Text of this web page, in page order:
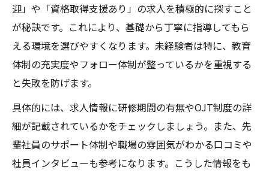
迎」や「資格取得支援あり」の求人を積極的に探すこと
が秘訣です。これにより、基礎から丁寧に指導してもら
える環境を選びやすくなります。未経験者は特に、教育
体制の充実度やフォロー体制が整っているかを重視する
と失敗を防げます。
具体的には、求人情報に研修期間の有無やOJT制度の詳
細が記載されているかをチェックしましょう。また、先
輩社員のサポート体制や職場の雰囲気がわかる口コミや
社員インタビューも参考になります。こうした情報をも